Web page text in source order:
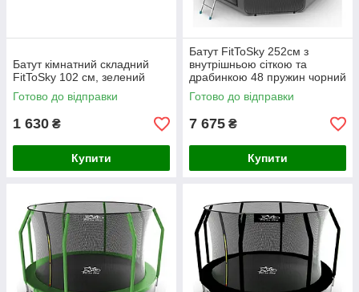
Батут кімнатний складний
FitToSky 102 см, зелений
Готово до відправки
1 630 ₴
Купити
Батут FitToSky 252см з
внутрішньою сіткою та
драбинкою 48 пружин чорний
Готово до відправки
7 675 ₴
Купити